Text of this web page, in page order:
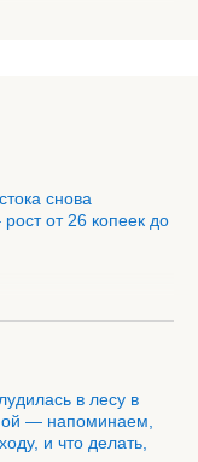
снова
от 26 копеек до
в лесу в
— напоминаем,
и что делать,